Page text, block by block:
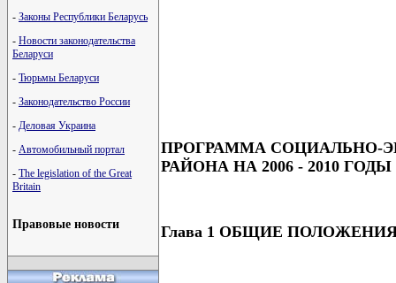
- Законы Республики Беларусь
- Новости законодательства
Беларуси
- Тюрьмы Беларуси
- Законодательство России
- Деловая Украина
- Автомобильный портал
- The legislation of the Great
Britain
Правовые новости
ПРОГРАММА СОЦИАЛЬНО-
РАЙОНА НА 2006 - 2010 ГОДЫ
Глава 1 ОБЩИЕ